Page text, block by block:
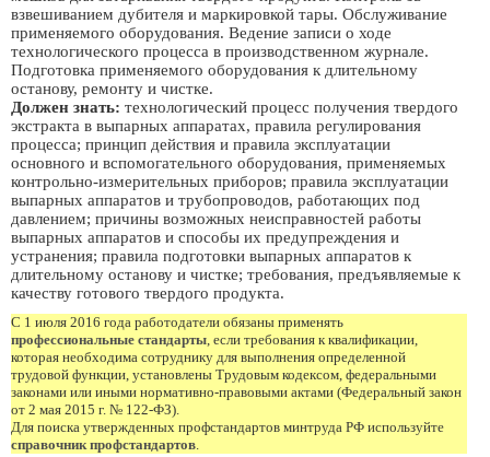
взвешиванием дубителя и маркировкой тары. Обслуживание
применяемого оборудования. Ведение записи о ходе
технологического процесса в производственном журнале.
Подготовка применяемого оборудования к длительному
останову, ремонту и чистке.
Должен знать: технологический процесс получения твердого
экстракта в выпарных аппаратах, правила регулирования
процесса; принцип действия и правила эксплуатации
основного и вспомогательного оборудования, применяемых
контрольно-измерительных приборов; правила эксплуатации
выпарных аппаратов и трубопроводов, работающих под
давлением; причины возможных неисправностей работы
выпарных аппаратов и способы их предупреждения и
устранения; правила подготовки выпарных аппаратов к
длительному останову и чистке; требования, предъявляемые к
качеству готового твердого продукта.
С 1 июля 2016 года работодатели обязаны применять
профессиональные стандарты, если требования к квалификации,
которая необходима сотруднику для выполнения определенной
трудовой функции, установлены Трудовым кодексом, федеральными
законами или иными нормативно-правовыми актами (Федеральный закон
от 2 мая 2015 г. № 122-ФЗ).
Для поиска утвержденных профстандартов минтруда РФ используйте
справочник профстандартов.